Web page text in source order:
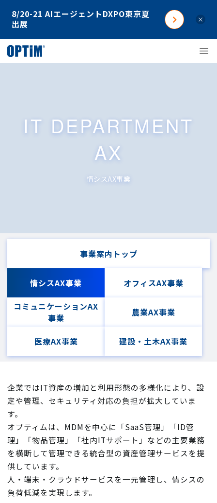
8/20-21 AIエージェントDXPO東京夏
出展
×
IT DEPARTMENT
AX
情シスAX事業
事業案内トップ
情シスAX事業
オフィスAX事業
コミュニケーションAX
事業
農業AX事業
医療AX事業 建設・土木AX事業
企業ではIT資産の増加と利用形態の多様化により、設
定や管理、セキュリティ対応の負担が拡大していま
す。
オプティムは、MDMを中心に「SaaS管理」「ID管
理」「物品管理」「社内ITサポート」などの主要業務
を横断して管理できる統合型の資産管理サービスを提
供しています。
人・端末・クラウドサービスを一元管理し、情シスの
負荷低減を実現します。